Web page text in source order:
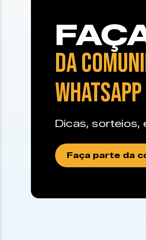
DA
WHATSAPP
Dicas, sorteios,
Faça parte da